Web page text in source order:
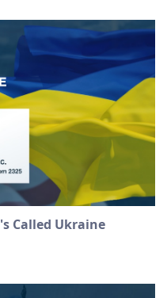
Called Ukraine